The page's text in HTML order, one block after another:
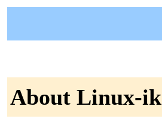
About Linux-ik